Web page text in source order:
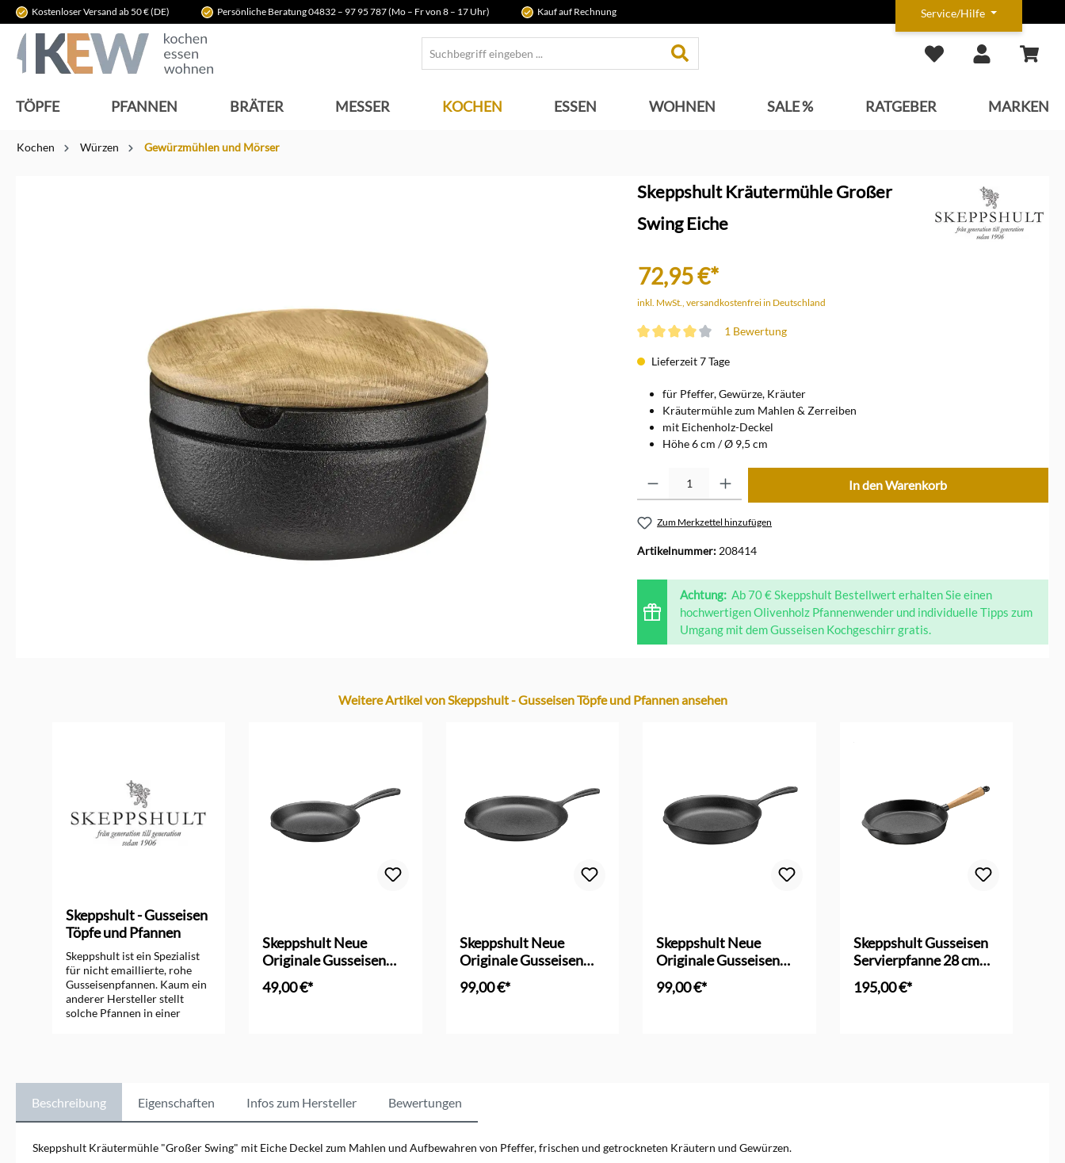
Zur Hauptnavigation springen
Kostenloser Versand ab 50 € (DE) Persönliche Beratung 04832 – 97 95 787 (Mo – Fr von 8 – 17 Uhr) Kauf auf Rechnung Service/Hilfe
TÖPFE PFANNEN BRÄTER MESSER KOCHEN ESSEN WOHNEN SALE % RATGEBER MARKEN
Kochen Würzen Gewürzmühlen und Mörser
Skeppshult Kräutermühle Großer
Swing Eiche
72,95 €*
inkl. MwSt., versandkostenfrei in Deutschland
1 Bewertung
Lieferzeit 7 Tage
für Pfeffer, Gewürze, Kräuter
Kräutermühle zum Mahlen & Zerreiben
mit Eichenholz-Deckel
Höhe 6 cm / Ø 9,5 cm
In den Warenkorb
Zum Merkzettel hinzufügen
Artikelnummer: 208414
Achtung: Ab 70 € Skeppshult Bestellwert erhalten Sie einen
hochwertigen Olivenholz Pfannenwender und individuelle Tipps zum
Umgang mit dem Gusseisen Kochgeschirr gratis.
Weitere Artikel von Skeppshult - Gusseisen Töpfe und Pfannen ansehen
Skeppshult - Gusseisen
Töpfe und Pfannen
Skeppshult ist ein Spezialist
für nicht emaillierte, rohe
Gusseisenpfannen. Kaum ein
anderer Hersteller stellt
solche Pfannen in einer
Bräter und Küchenhelfer aus
rohem Gusseisen. Alle
Kochgeschirrteile von
Skeppshult haben den Vorteil,
dass sie sich für eine
bewusste Ernährung
Skeppshult Neue
Originale Gusseisen
Bratpfanne 20 cm
49,00 €*
Skeppshult Neue
Originale Gusseisen
Bratpfanne 28 cm
99,00 €*
Skeppshult Neue
Originale Gusseisen
Schmorpfanne 25 cm
99,00 €*
Skeppshult Gusseisen
Servierpfanne 28 cm
Eiche
195,00 €*
Beschreibung Eigenschaften Infos zum Hersteller Bewertungen
Skeppshult Kräutermühle "Großer Swing" mit Eiche Deckel zum Mahlen und Aufbewahren von Pfeffer, frischen und getrockneten Kräutern und Gewürzen.